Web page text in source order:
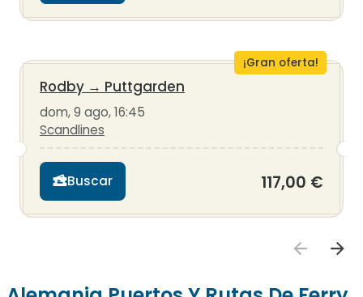
¡Gran oferta!
Rodby → Puttgarden
dom, 9 ago, 16:45
Scandlines
Buscar 117,00 €